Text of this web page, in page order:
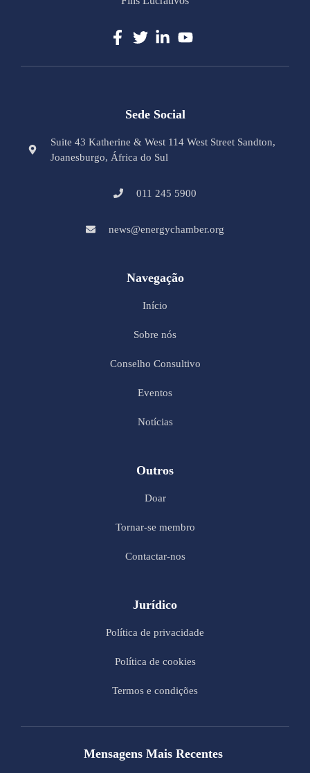
Sede Social
Suite 43 Katherine & West 114 West Street Sandton,
Joanesburgo, África do Sul
011 245 5900
news@energychamber.org
Navegação
Início
Sobre nós
Conselho Consultivo
Eventos
Notícias
Outros
Doar
Tornar-se membro
Contactar-nos
Jurídico
Política de privacidade
Política de cookies
Termos e condições
Mensagens Mais Recentes